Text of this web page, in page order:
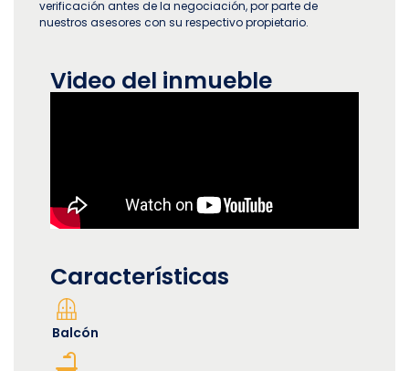
verificación antes de la negociación, por parte de
nuestros asesores con su respectivo propietario.
Video del inmueble
Características
Balcón